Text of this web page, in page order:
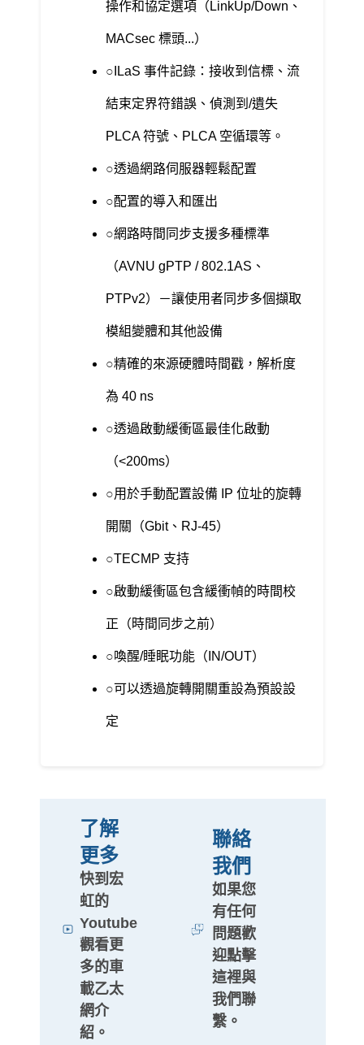
操作和協定選項（LinkUp/Down、
MACsec 標頭...）
ILaS 事件記錄：接收到信標、流
結束定界符錯誤、偵測到/遺失
PLCA 符號、PLCA 空循環等。
透過網路伺服器輕鬆配置
配置的導入和匯出
網路時間同步支援多種標準
（AVNU gPTP / 802.1AS、
PTPv2）－讓使用者同步多個擷取
模組變體和其他設備
精確的來源硬體時間戳，解析度
為 40 ns
透過啟動緩衝區最佳化啟動
（<200ms）
用於手動配置設備 IP 位址的旋轉
開關（Gbit、RJ-45）
TECMP 支持
啟動緩衝區包含緩衝幀的時間校
正（時間同步之前）
喚醒/睡眠功能（IN/OUT）
可以透過旋轉開關重設為預設設
定
了解
更多
快到宏
虹的
Youtube
觀看更
多的車
載乙太
網介
紹。
聯絡
我們
如果您
有任何
問題歡
迎點擊
這裡與
我們聯
繫。